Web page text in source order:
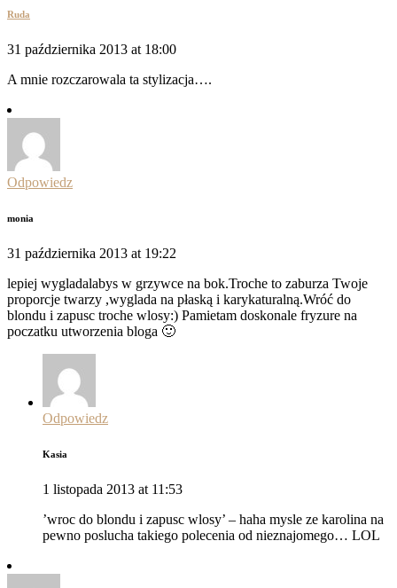
Ruda
31 października 2013 at 18:00
A mnie rozczarowala ta stylizacja….
Odpowiedz
monia
31 października 2013 at 19:22
lepiej wygladalabys w grzywce na bok.Troche to zaburza Twoje
proporcje twarzy ,wyglada na płaską i karykaturalną.Wróć do
blondu i zapusc troche wlosy:) Pamietam doskonale fryzure na
poczatku utworzenia bloga 🙂
Odpowiedz
Kasia
1 listopada 2013 at 11:53
’wroc do blondu i zapusc wlosy’ – haha mysle ze karolina na
pewno poslucha takiego polecenia od nieznajomego… LOL